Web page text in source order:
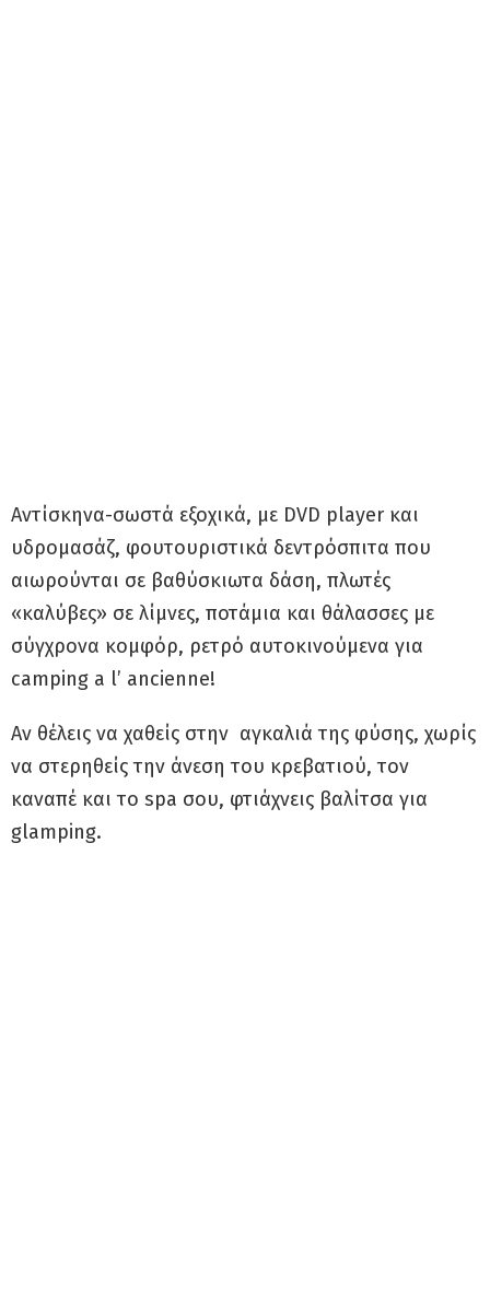
Αντίσκηνα-σωστά εξοχικά, με DVD player και
υδρομασάζ, φουτουριστικά δεντρόσπιτα που
αιωρούνται σε βαθύσκιωτα δάση, πλωτές
«καλύβες» σε λίμνες, ποτάμια και θάλασσες με
σύγχρονα κομφόρ, ρετρό αυτοκινούμενα για
camping a l’ ancienne!
Αν θέλεις να χαθείς στην αγκαλιά της φύσης, χωρίς
να στερηθείς την άνεση του κρεβατιού, τον
καναπέ και το spa σου, φτιάχνεις βαλίτσα για
glamping.